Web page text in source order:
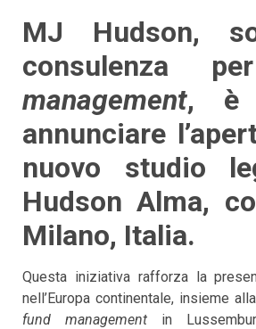
MJ Hudson,
consulenza
management, è
annunciare
nuovo studio
Hudson Alma,
Milano, Italia.
Questa iniziativa rafforza la
nell’Europa continentale, insieme
fund managementin